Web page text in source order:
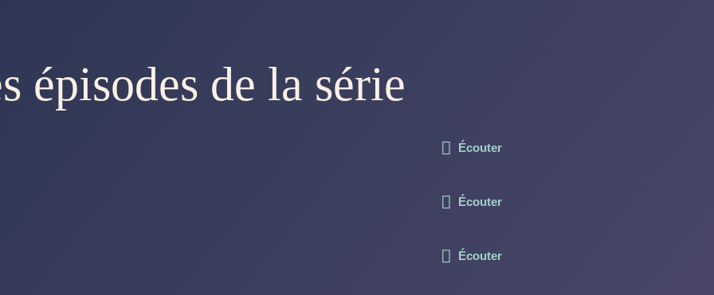
épisodes de la série
Écouter
Écouter
Écouter